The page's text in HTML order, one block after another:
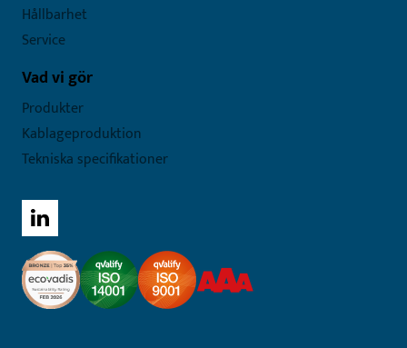
Hållbarhet
Service
Vad vi gör
Produkter
Kablageproduktion
Tekniska specifikationer